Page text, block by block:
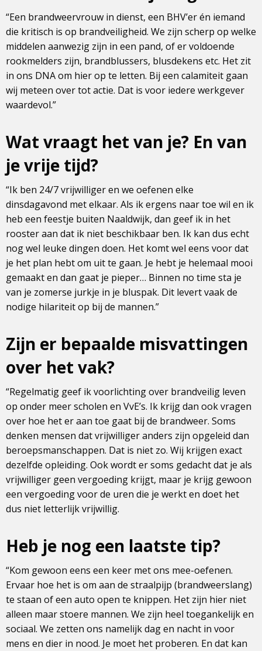
“Een brandweervrouw in dienst, een BHV’er én iemand
die kritisch is op brandveiligheid. We zijn scherp op welke
middelen aanwezig zijn in een pand, of er voldoende
rookmelders zijn, brandblussers, blusdekens etc. Het zit
in ons DNA om hier op te letten. Bij een calamiteit gaan
wij meteen over tot actie. Dat is voor iedere werkgever
waardevol.”
Wat vraagt het van je? En van
je vrije tijd?
“Ik ben 24/7 vrijwilliger en we oefenen elke
dinsdagavond met elkaar. Als ik ergens naar toe wil en ik
heb een feestje buiten Naaldwijk, dan geef ik in het
rooster aan dat ik niet beschikbaar ben. Ik kan dus echt
nog wel leuke dingen doen. Het komt wel eens voor dat
je het plan hebt om uit te gaan. Je hebt je helemaal mooi
gemaakt en dan gaat je pieper… Binnen no time sta je
van je zomerse jurkje in je bluspak. Dit levert vaak de
nodige hilariteit op bij de mannen.”
Zijn er bepaalde misvattingen
over het vak?
“Regelmatig geef ik voorlichting over brandveilig leven
op onder meer scholen en VvE’s. Ik krijg dan ook vragen
over hoe het er aan toe gaat bij de brandweer. Soms
denken mensen dat vrijwilliger anders zijn opgeleid dan
beroepsmanschappen. Dat is niet zo. Wij krijgen exact
dezelfde opleiding. Ook wordt er soms gedacht dat je als
vrijwilliger geen vergoeding krijgt, maar je krijg gewoon
een vergoeding voor de uren die je werkt en doet het
dus niet letterlijk vrijwillig.
Heb je nog een laatste tip?
“Kom gewoon eens een keer met ons mee-oefenen.
Ervaar hoe het is om aan de straalpijp (brandweerslang)
te staan of een auto open te knippen. Het zijn hier niet
alleen maar stoere mannen. We zijn heel toegankelijk en
sociaal. We zetten ons namelijk dag en nacht in voor
mens en dier in nood. Je moet het proberen. En dat kan